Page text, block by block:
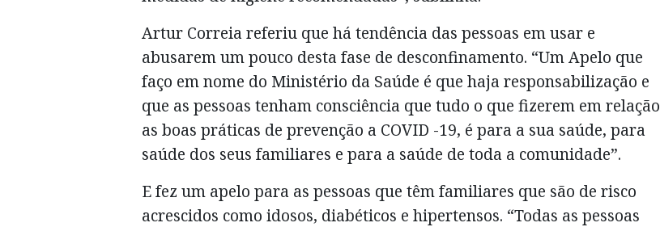
Artur Correia referiu que há tendência das pessoas em usar e
abusarem um pouco desta fase de desconfinamento. “Um Apelo que
faço em nome do Ministério da Saúde é que haja responsabilização e
que as pessoas tenham consciência que tudo o que fizerem em relação
as boas práticas de prevenção a COVID -19, é para a sua saúde, para
saúde dos seus familiares e para a saúde de toda a comunidade”.
E fez um apelo para as pessoas que têm familiares que são de risco
acrescidos como idosos, diabéticos e hipertensos. “Todas as pessoas